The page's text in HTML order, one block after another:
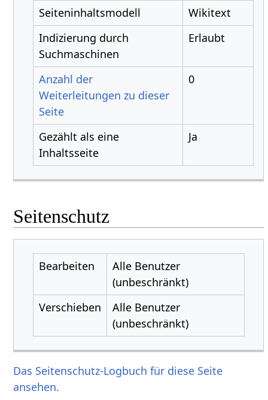
Seiteninhaltsmodell
Wikitext
Indizierung durch
Suchmaschinen
Erlaubt
Anzahl der
Weiterleitungen zu dieser
Seite
0
Gezählt als eine
Inhaltsseite
Ja
Seitenschutz
Bearbeiten
Alle Benutzer
(unbeschränkt)
Verschieben
Alle Benutzer
(unbeschränkt)
Das Seitenschutz-Logbuch für diese Seite
ansehen.